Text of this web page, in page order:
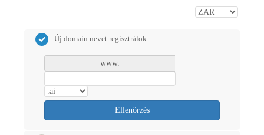
Új domain nevet regisztrálok
www.
Ellenőrzés